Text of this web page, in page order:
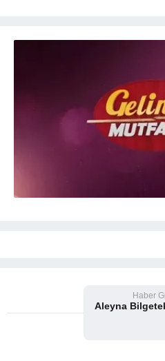
Haber
Aleyna